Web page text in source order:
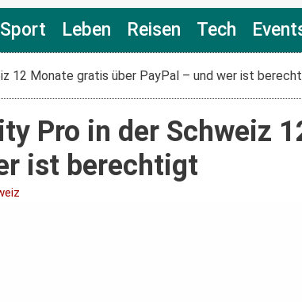
Sport Leben Reisen Tech
12 Monate gratis über PayPal – und wer ist
Pro in der Schweiz
ist berechtigt